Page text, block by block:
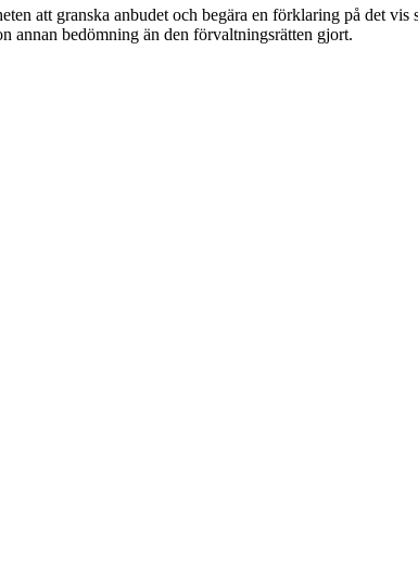
att granska anbudet och begära en förklaring på det
annan bedömning än den förvaltningsrätten gjort.